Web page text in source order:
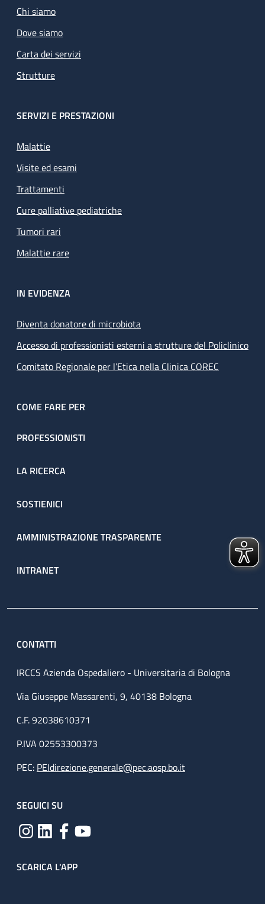
Chi siamo
Dove siamo
Carta dei servizi
Strutture
SERVIZI E PRESTAZIONI
Malattie
Visite ed esami
Trattamenti
Cure palliative pediatriche
Tumori rari
Malattie rare
IN EVIDENZA
Diventa donatore di microbiota
Accesso di professionisti esterni a strutture del Policlinico
Comitato Regionale per l’Etica nella Clinica COREC
COME FARE PER
PROFESSIONISTI
LA RICERCA
SOSTIENICI
AMMINISTRAZIONE TRASPARENTE
INTRANET
CONTATTI
IRCCS Azienda Ospedaliero - Universitaria di Bologna
Via Giuseppe Massarenti, 9, 40138 Bologna
C.F. 92038610371
P.IVA 02553300373
PEC: PEIdirezione.generale@pec.aosp.bo.it
SEGUICI SU
SCARICA L'APP